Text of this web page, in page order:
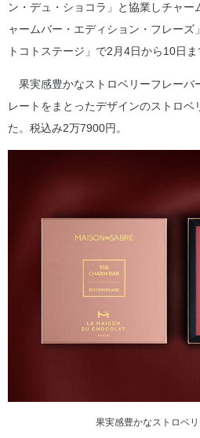
ン・デュ・ショコラ」と協業しチャ
ャームバー・エディション・フレーズ
トコトステージ」で2月4日から10日ま
果実感豊かなストロベリーフレーバ
レートをまとったデザインのストロ
た。税込み2万7900円。
果実感豊かなストロベ